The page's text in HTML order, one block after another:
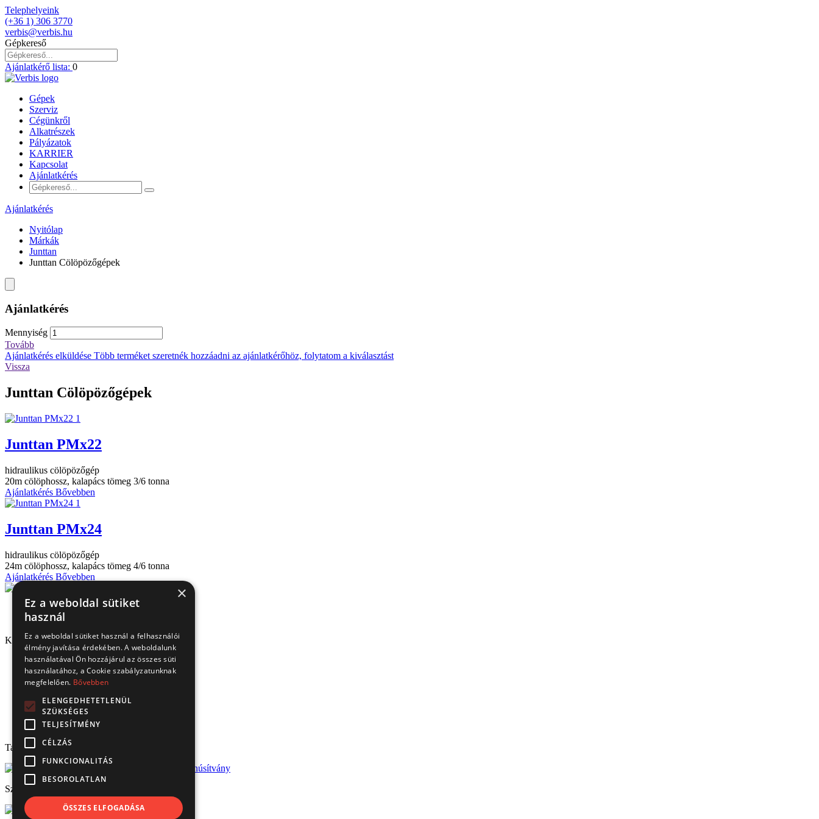
Telephelyeink
(+36 1) 306 3770
verbis@verbis.hu
Gépkereső
Ajánlatkérő lista: 0
Gépek
Szerviz
Cégünkről
Alkatrészek
Pályázatok
KARRIER
Kapcsolat
Ajánlatkérés
Ajánlatkérés
Nyitólap
Márkák
Junttan
Junttan Cölöpözőgépek
Ajánlatkérés
Mennyiség
Tovább
Ajánlatkérés elküldése Több terméket szeretnék hozzáadni az ajánlatkérőhöz, folytatom a kiválasztást
Vissza
Junttan Cölöpözőgépek
Junttan PMx22
hidraulikus cölöpözőgép
20m cölöphossz, kalapács tömeg 3/6 tonna
Ajánlatkérés Bővebben
Junttan PMx24
hidraulikus cölöpözőgép
24m cölöphossz, kalapács tömeg 4/6 tonna
Ajánlatkérés Bővebben
Kapcsolat
1151 Budapest, Mélyfúró u. 2/E.
3070 Bátonyterenye, Ózdi út 15.
8693 Lengyeltóti, Fonyódi u. 10.
6000 Kecskemét, Budai út 137.
Tel.: (+36) 1 306 3770
Email: verbis@verbis.hu
Tanúsítványaink
Széchenyi 2020
×
Ez a weboldal sütiket
használ
Ez a weboldal sütiket használ a felhasználói
élmény javítása érdekében. A weboldalunk
használatával Ön hozzájárul az összes süti
használatához, a Cookie szabályzatunknak
megfelelően. Bővebben
ELENGEDHETETLENÜL
SZÜKSÉGES
TELJESÍTMÉNY
CÉLZÁS
FUNKCIONALITÁS
BESOROLATLAN
ÖSSZES ELFOGADÁSA